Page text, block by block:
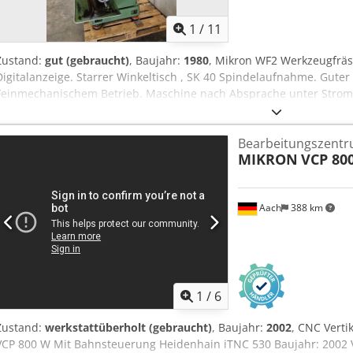
1 / 11
gut (gebraucht), Baujahr: 1980, Mikron WF2
Starrer Winkeltisch , SK 40 Spindelaufnahme.
Betrieb. Maschine nach Absprache unter
1 / 6
Aach 388 km
MIKRON VCP
werkstattüberholt (gebraucht), Baujahr: 2002, CNC
800 W Mit Bahnsteuerung Heidenhain iTNC 530 Baujahr: 2002